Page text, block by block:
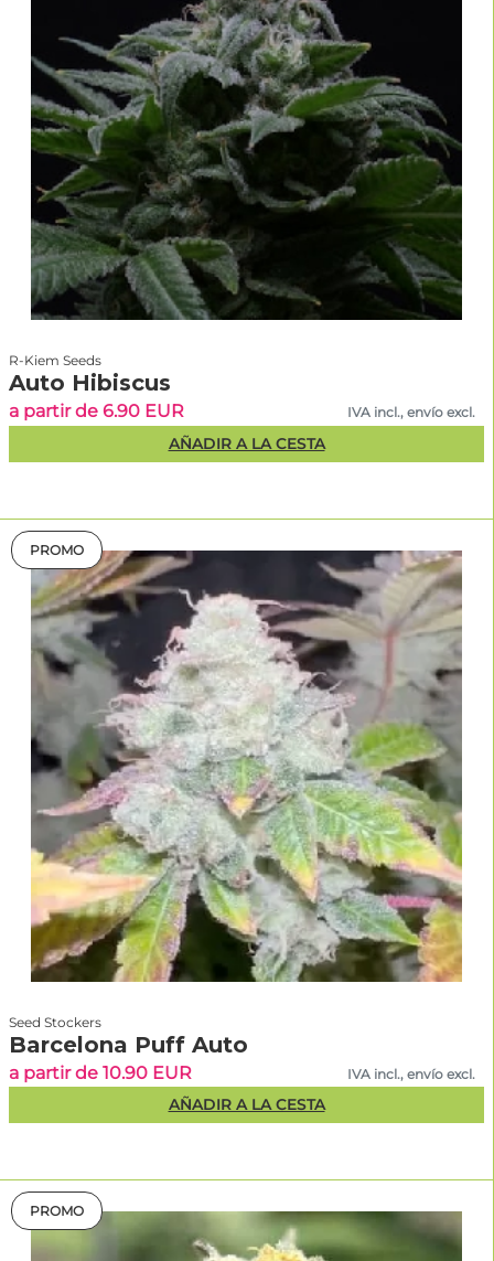
R-Kiem Seeds
Auto Hibiscus
a partir de 6.90 EUR IVA incl., envío excl.
AÑADIR A LA CESTA
PROMO
Seed Stockers
Barcelona Puff Auto
a partir de 10.90 EUR IVA incl., envío excl.
AÑADIR A LA CESTA
PROMO